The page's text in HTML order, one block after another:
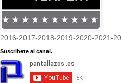
2016-2017-2018-2019-2020-2021-
Suscribete al canal.